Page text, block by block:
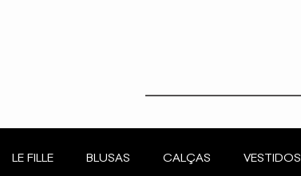
LE FILLE BLUSAS CALÇAS VESTIDOS